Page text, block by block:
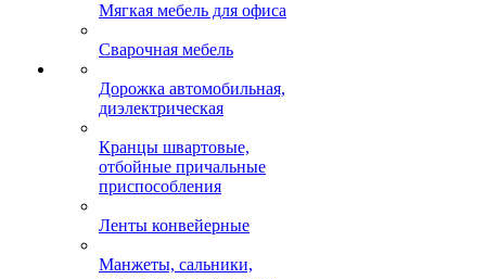
Мягкая мебель для офиса
Сварочная мебель
Дорожка автомобильная,
диэлектрическая
Кранцы швартовые,
отбойные причальные
приспособления
Ленты конвейерные
Манжеты, сальники,